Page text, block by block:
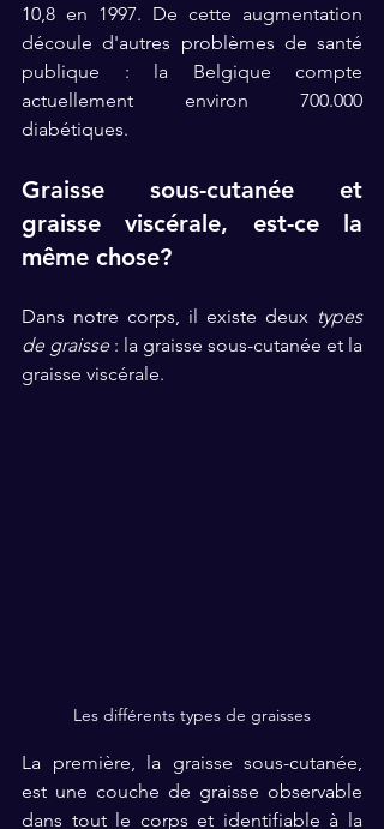
10,8 en 1997. De cette augmentation
découle d'autres problèmes de santé
publique : la Belgique compte
actuellement environ 700.000
diabétiques.
Graisse sous-cutanée et
graisse viscérale, est-ce la
même chose?
Dans notre corps, il existe deux types
de graisse : la graisse sous-cutanée et la
graisse viscérale.
Les différents types de graisses
La première, la graisse sous-cutanée,
est une couche de graisse observable
dans tout le corps et identifiable à la